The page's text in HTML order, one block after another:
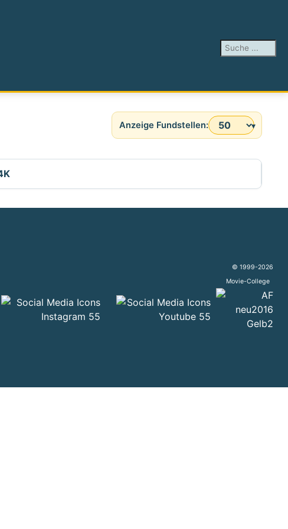
Suchen ...
Anzeige #
© 1999-2026
Movie-College